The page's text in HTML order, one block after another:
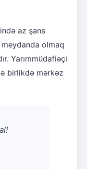
az şans
olmaq
Yarımmüdafiəçi
birlikdə mərkəz